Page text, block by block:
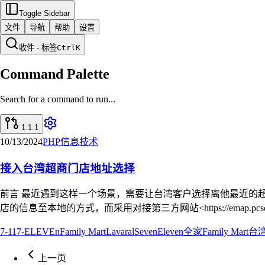
Toggle Sidebar
文件
导航 帮助 设置
收件 - 标签CtrlK
Command Palette
Search for a command to run...
1.1.1
10/13/2024PHP信息技术
接入台湾超商门店地址选择
前言 最近遇到这样一个场景，需要让台湾客户选择离他最近的
店的信息至本地的方式，而采用对接第三方网站<https://
7-11 7-ELEVEnFamily MartLavaralSevenEleven全家Family Mart台
上一页